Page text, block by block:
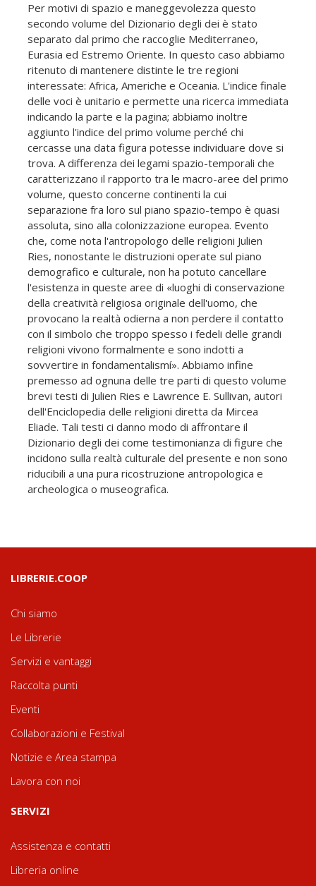
Per motivi di spazio e maneggevolezza questo
secondo volume del Dizionario degli dei è stato
separato dal primo che raccoglie Mediterraneo,
Eurasia ed Estremo Oriente. In questo caso abbiamo
ritenuto di mantenere distinte le tre regioni
interessate: Africa, Americhe e Oceania. L'indice finale
delle voci è unitario e permette una ricerca immediata
indicando la parte e la pagina; abbiamo inoltre
aggiunto l'indice del primo volume perché chi
cercasse una data figura potesse individuare dove si
trova. A differenza dei legami spazio-temporali che
caratterizzano il rapporto tra le macro-aree del primo
volume, questo concerne continenti la cui
separazione fra loro sul piano spazio-tempo è quasi
assoluta, sino alla colonizzazione europea. Evento
che, come nota l'antropologo delle religioni Julien
Ries, nonostante le distruzioni operate sul piano
demografico e culturale, non ha potuto cancellare
l'esistenza in queste aree di «luoghi di conservazione
della creatività religiosa originale dell'uomo, che
provocano la realtà odierna a non perdere il contatto
con il simbolo che troppo spesso i fedeli delle grandi
religioni vivono formalmente e sono indotti a
sovvertire in fondamentalismí». Abbiamo infine
premesso ad ognuna delle tre parti di questo volume
brevi testi di Julien Ries e Lawrence E. Sullivan, autori
dell'Enciclopedia delle religioni diretta da Mircea
Eliade. Tali testi ci danno modo di affrontare il
Dizionario degli dei come testimonianza di figure che
incidono sulla realtà culturale del presente e non sono
riducibili a una pura ricostruzione antropologica e
archeologica o museografica.
LIBRERIE.COOP
Chi siamo
Le Librerie
Servizi e vantaggi
Raccolta punti
Eventi
Collaborazioni e Festival
Notizie e Area stampa
Lavora con noi
SERVIZI
Assistenza e contatti
Libreria online